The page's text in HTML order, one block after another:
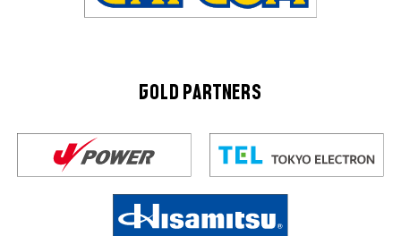
GOLD PARTNERS